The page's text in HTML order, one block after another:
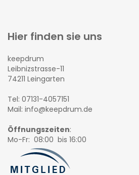
Hier finden sie uns
keepdrum
Leibnizstrasse-11
74211 Leingarten
Tel: 07131-4057151
Mail: info@keepdrum.de
Öffnungszeiten:
Mo-Fr: 08:00 bis 16:00